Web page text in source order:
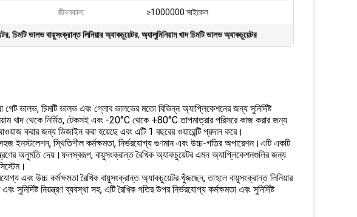
জীবনকাল: ≥1000000 সাইকেল
, চিমটি ভালভ বায়ুসংক্রান্ত লিনিয়ার অ্যাকচুয়েটর, অ্যালুমিনিয়াম খাদ চিমটি ভালভ অ্যাকচুয়েটর
ভালভ, চিমটি ভালভ এবং গ্লোব ভালভের মতো বিভিন্ন অ্যাপ্লিকেশনের জন্য সুনির্দিষ্ট
খাদ থেকে নির্মিত, টেকসই এবং -20°C থেকে +80°C তাপমাত্রার পরিসরে কাজ করার জন্য
করার জন্য ডিজাইন করা হয়েছে এবং এটি 1 বছরের ওয়ারেন্টি প্রদান করে।
ইনস্টলেশন, স্থিতিশীল কর্মক্ষমতা, নির্ভরযোগ্য গুণমান এবং উচ্চ-গতির অপারেশন।এটি একটি
অনুমতি দেয়।ফলস্বরূপ, বায়ুসংক্রান্ত রৈখিক অ্যাকচুয়েটর এমন অ্যাপ্লিকেশনগুলির জন্য
এবং উচ্চ কর্মক্ষমতা রৈখিক বায়ুসংক্রান্ত অ্যাকচুয়েটর খুঁজছেন, তাহলে বায়ুসংক্রান্ত লিনিয়ার
নিয়ন্ত্রণ ব্যবস্থা সহ, এটি রৈখিক গতির উপর নির্ভরযোগ্য কর্মক্ষমতা এবং সুনির্দিষ্ট